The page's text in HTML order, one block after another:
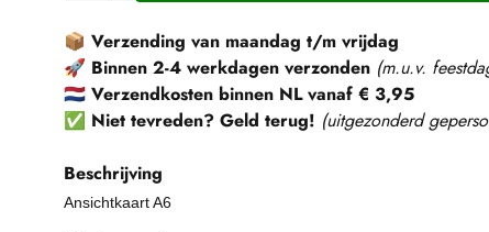
📦 Verzending van maandag t/m vrijdag
🚀 Binnen 2-4 werkdagen verzonden (m.u.v.
🇳🇱 Verzendkosten binnen NL vanaf € 3,95
✅ Niet tevreden? Geld terug! (uitgezonderd
Beschrijving
Ansichtkaart A6